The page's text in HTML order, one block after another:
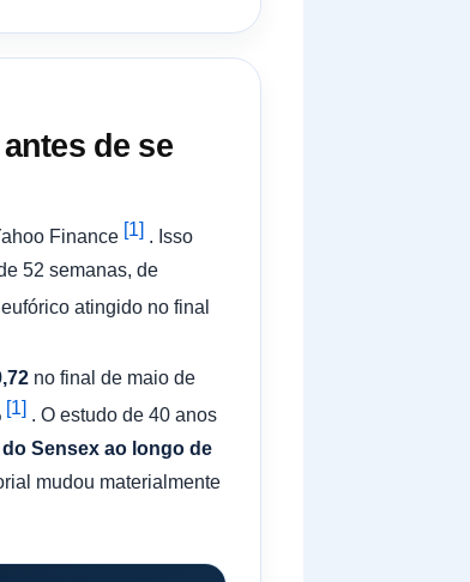
de se
Finance [1]. Isso
52 semanas, de
atingido no final
no final de maio de
[1]. O estudo de 40 anos
Sensex ao longo de
mudou materialmente